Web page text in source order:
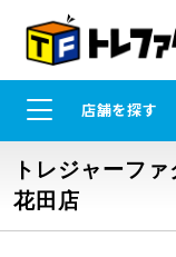
店舗を探す
トレジャーフ
花田店